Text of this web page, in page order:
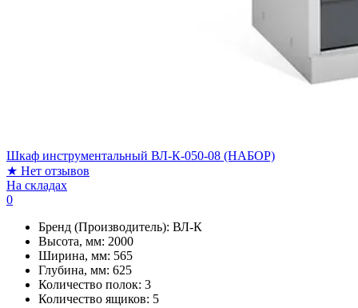
Шкаф инструментальный ВЛ-К-050-08 (НАБОР)
★ Нет отзывов
На складах
0
Бренд (Производитель): ВЛ-К
Высота, мм: 2000
Ширина, мм: 565
Глубина, мм: 625
Количество полок: 3
Количество ящиков: 5